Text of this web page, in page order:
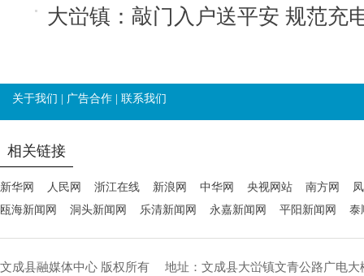
大峃镇：敲门入户送平安 规范充
关于我们 | 广告合作 | 联系我们
相关链接
新华网 人民网 浙江在线 新浪网 中华网 央视网站 南方网
瓯海新闻网
洞头新闻网 乐清新闻网 永嘉新闻网 平阳新闻网 泰
文成县融媒体中心 版权所有
地址：文成县大峃镇文青公路广电大